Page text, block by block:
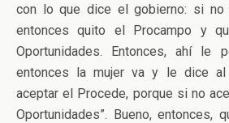
con lo que dice el gobierno: si no
entonces quito el Procampo y
Oportunidades. Entonces, ahí le
entonces la mujer va y le dice al
aceptar el Procede, porque si no
Oportunidades”. Bueno, entonces,